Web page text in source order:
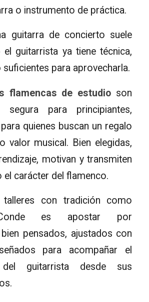
o instrumento de práctica.
guitarra de concierto suele
el guitarrista ya tiene técnica,
para aprovecharla.
flamencas de estudio son
segura para principiantes,
quienes buscan un regalo
valor musical. Bien elegidas,
motivan y transmiten
el carácter del flamenco.
con tradición como
es apostar por
pensados, ajustados con
para acompañar el
del guitarrista desde sus